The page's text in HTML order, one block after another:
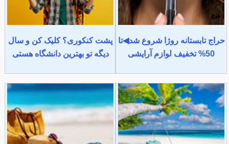
حراج تابستانه روژا شروع شد◀تا
50% تخفیف لوازم آرایشی
پشت کنکوری؟ کلیک کن و سال
دیگه تو بهترین دانشگاه هستی